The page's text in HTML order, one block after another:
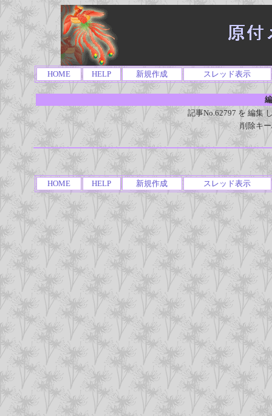
HOME HELP 新規作成 スレッド表示
記事No.62797 を 編集
削除キ
HOME HELP 新規作成 スレッド表示